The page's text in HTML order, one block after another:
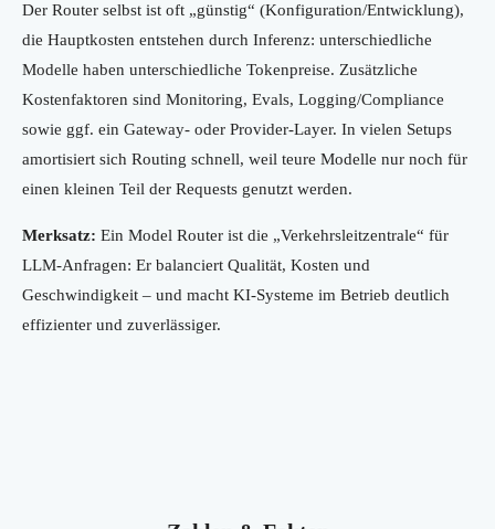
Der Router selbst ist oft „günstig“ (Konfiguration/Entwicklung),
die Hauptkosten entstehen durch Inferenz: unterschiedliche
Modelle haben unterschiedliche Tokenpreise. Zusätzliche
Kostenfaktoren sind Monitoring, Evals, Logging/Compliance
sowie ggf. ein Gateway- oder Provider-Layer. In vielen Setups
amortisiert sich Routing schnell, weil teure Modelle nur noch für
einen kleinen Teil der Requests genutzt werden.
Merksatz: Ein Model Router ist die „Verkehrsleitzentrale“ für
LLM-Anfragen: Er balanciert Qualität, Kosten und
Geschwindigkeit – und macht KI-Systeme im Betrieb deutlich
effizienter und zuverlässiger.